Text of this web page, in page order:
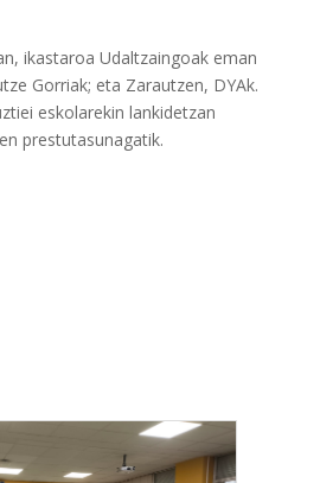
ikastaroa Udaltzaingoak eman
Gorriak; eta Zarautzen, DYAk.
eskolarekin lankidetzan
prestutasunagatik.